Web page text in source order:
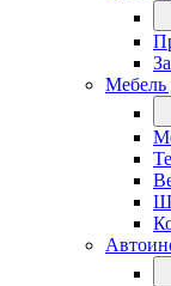
Мебель